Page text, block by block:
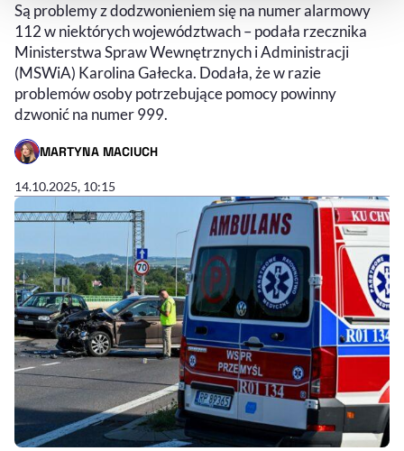
Są problemy z dodzwonieniem się na numer alarmowy
112 w niektórych województwach – podała rzecznika
Ministerstwa Spraw Wewnętrznych i Administracji
(MSWiA) Karolina Gałecka. Dodała, że w razie
problemów osoby potrzebujące pomocy powinny
dzwonić na numer 999.
MARTYNA MACIUCH
- AUTOR ARTYKUŁU - PROFIL
14.10.2025, 10:15